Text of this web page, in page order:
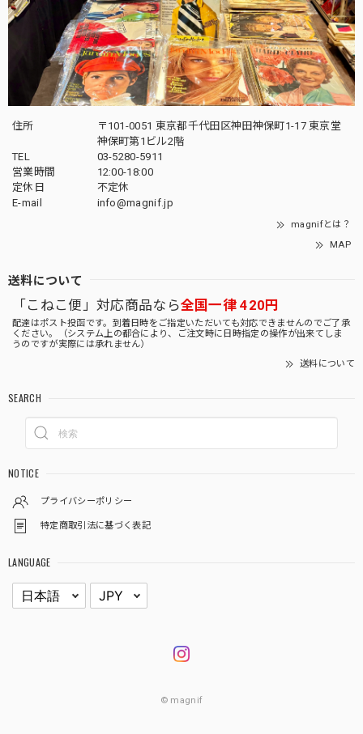
住所
〒101-0051 東京都千代田区神田神保町1-17 東京堂
神保町第1ビル2階
TEL
03-5280-5911
営業時間
12:00-18:00
定休日
不定休
E-mail
info@magnif.jp
magnifとは？
MAP
送料について
「こねこ便」対応商品なら全国一律 420円
配達はポスト投函です。到着日時をご指定いただいても対応できませんのでご了承
ください。（システム上の都合により、ご注文時に日時指定の操作が出来てしま
うのですが実際には承れません）
送料について
SEARCH
NOTICE
プライバシーポリシー
特定商取引法に基づく表記
LANGUAGE
© magnif